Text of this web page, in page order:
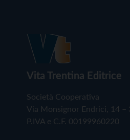
Vita Trentina Editrice
Società Cooperativa
Via Monsignor Endrici, 14 –
P.IVA e C.F. 00199960220